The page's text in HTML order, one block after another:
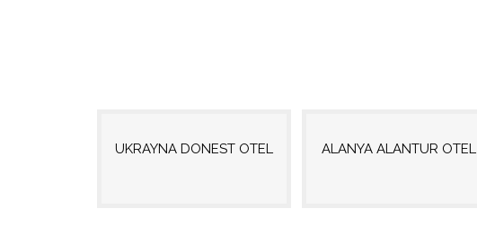
UKRAYNA DONEST OTEL ALANYA ALANTUR OTEL